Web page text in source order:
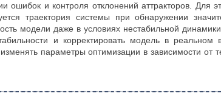
ошибок и контроля отклонений аттракторов. Для
траектория системы при обнаружении
модели даже в условиях нестабильной
и корректировать модель в
параметры оптимизации в зависимости от